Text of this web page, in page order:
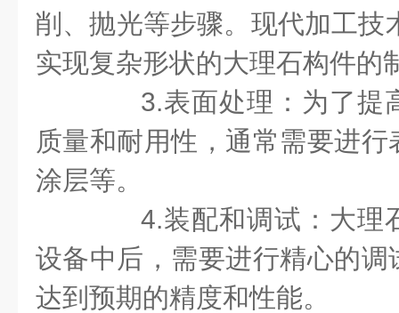
削、抛光等步骤。现代加工技
实现复杂形状的大理石构件的
3.表面处理：为了提
质量和耐用性，通常需要进
涂层等。
4.装配和调试：大理
设备中后，需要进行精心的
达到预期的精度和性能。